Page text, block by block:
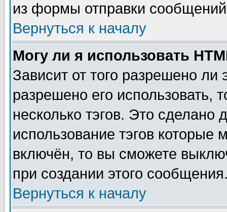
из формы отправки
Вернуться к началу
Могу ли я использовать
Зависит от того разрешено
разрешено его использовать,
несколько тэгов. Это сделано
использование тэгов
включён, то вы сможете
при создании этого
Вернуться к началу